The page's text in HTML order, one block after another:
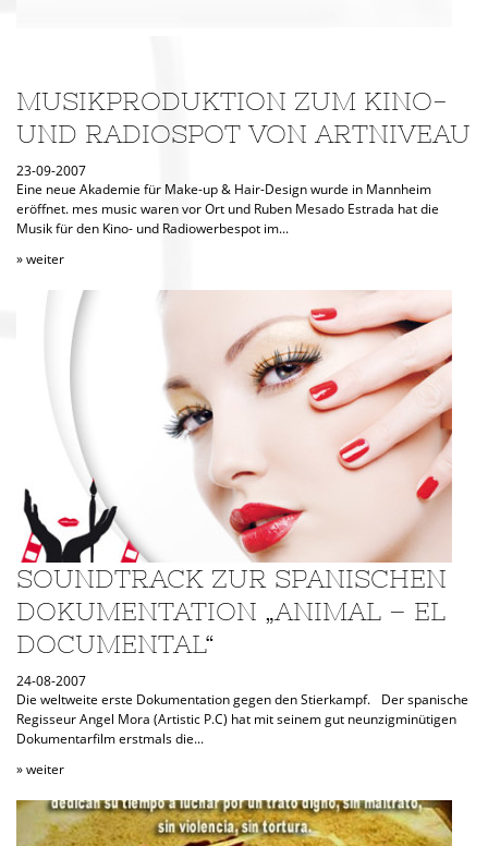
MUSIKPRODUKTION ZUM KINO-
UND RADIOSPOT VON ARTNIVEAU
23-09-2007
Eine neue Akademie für Make-up & Hair-Design wurde in Mannheim
eröffnet. mes music waren vor Ort und Ruben Mesado Estrada hat die
Musik für den Kino- und Radiowerbespot im...
» weiter
SOUNDTRACK ZUR SPANISCHEN
DOKUMENTATION „ANIMAL – EL
DOCUMENTAL“
24-08-2007
Die weltweite erste Dokumentation gegen den Stierkampf. Der spanische
Regisseur Angel Mora (Artistic P.C) hat mit seinem gut neunzigminütigen
Dokumentarfilm erstmals die...
» weiter